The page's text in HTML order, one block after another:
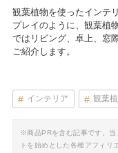
観葉植物を使ったインテ
プレイのように、観葉植
ではリビング、卓上、窓
ご紹介します。
インテリア 観葉
※商品PRを含む記事です。当
トを始めとした各種アフィリ